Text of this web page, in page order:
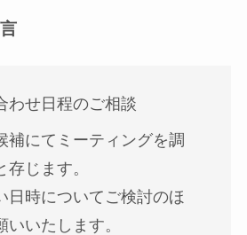
わせ日程のご相談
補にてミーティングを調
じます。
日時についてご検討のほ
いいたします。